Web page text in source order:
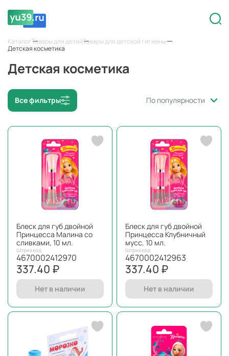
КаталогТовары для детейТовары для детской гигиены
Детская косметика
Детская косметика
Все фильтры По популярности
Блеск для губ двойной
Принцесса Малина со
сливками, 10 мл.
Штрихкод
4670002412970
337.40 ₽
Нет в наличии
Блеск для губ двойной
Принцесса Клубничный
мусс, 10 мл.
Штрихкод
4670002412963
337.40 ₽
Нет в наличии